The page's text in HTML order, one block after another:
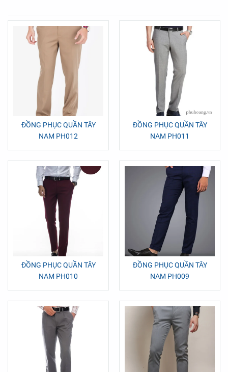
ĐỒNG PHỤC QUẦN TÂY
NAM PH012
ĐỒNG PHỤC QUẦN TÂY
NAM PH011
ĐỒNG PHỤC QUẦN TÂY
NAM PH010
ĐỒNG PHỤC QUẦN TÂY
NAM PH009